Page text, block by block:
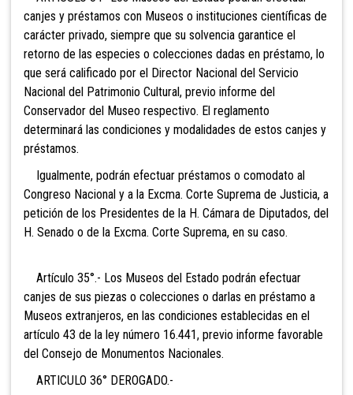
canjes y préstamos con Museos o instituciones científicas de
carácter privado, siempre que su solvencia garantice el
retorno de las especies o colecciones dadas en préstamo, lo
que será calificado por el Director Nacional del Servicio
Nacional del Patrimonio Cultural, previo informe del
Conservador del Museo respectivo. El reglamento
determinará las condiciones y modalidades de estos canjes y
préstamos.
Igualmente, podrán efectuar préstamos o comodato al
Congreso Nacional y a la Excma. Corte Suprema de Justicia, a
petición de los Presidentes de la H. Cámara de Diputados, del
H. Senado o de la Excma. Corte Suprema, en su caso.
Artículo 35°.- Los Museos del Estado podrán efectuar
canjes de sus piezas o colecciones o darlas en préstamo a
Museos extranjeros, en las condiciones establecidas en el
artículo 43 de la ley número 16.441, previo informe favorable
del Consejo de Monumentos Nacionales.
ARTICULO 36° DEROGADO.-